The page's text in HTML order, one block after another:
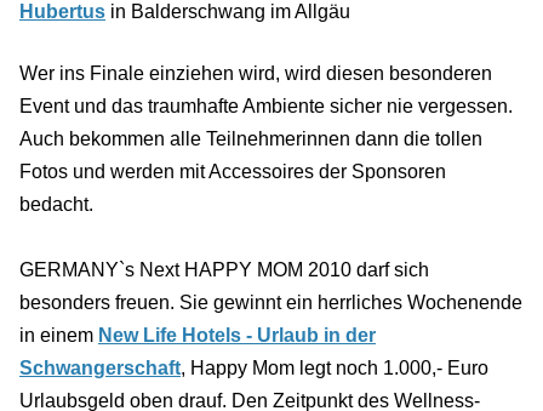
Hubertus in Balderschwang im Allgäu
Wer ins Finale einziehen wird, wird diesen besonderen
Event und das traumhafte Ambiente sicher nie vergessen.
Auch bekommen alle Teilnehmerinnen dann die tollen
Fotos und werden mit Accessoires der Sponsoren
bedacht.
GERMANY`s Next HAPPY MOM 2010 darf sich
besonders freuen. Sie gewinnt ein herrliches Wochenende
in einem New Life Hotels - Urlaub in der
Schwangerschaft, Happy Mom legt noch 1.000,- Euro
Urlaubsgeld oben drauf. Den Zeitpunkt des Wellness-